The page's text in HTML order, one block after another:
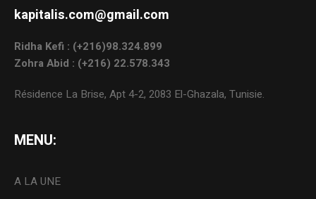
kapitalis.com@gmail.com
Ridha Kefi : (+216)98.324.899
Zohra Abid : (+216) 22.578.343
Résidence La Brise, Apt 4-2, 2083 El-Ghazala, Tunisie.
MENU:
A LA UNE